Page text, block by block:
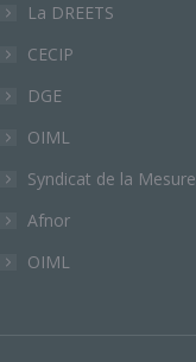
La DREETS
CECIP
DGE
OIML
Syndicat de la Mesure
Afnor
OIML